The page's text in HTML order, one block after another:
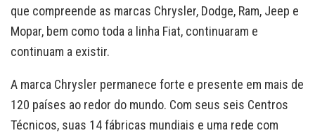
que compreende as marcas Chrysler, Dodge, Ram, Jeep e
Mopar, bem como toda a linha Fiat, continuaram e
continuam a existir.
A marca Chrysler permanece forte e presente em mais de
120 países ao redor do mundo. Com seus seis Centros
Técnicos, suas 14 fábricas mundiais e uma rede com